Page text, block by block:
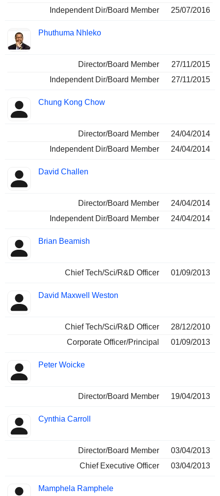
Independent Dir/Board Member 25/07/2016
Phuthuma Nhleko
Director/Board Member
27/11/2015
Independent Dir/Board Member
27/11/2015
Chung Kong Chow
Director/Board Member
24/04/2014
Independent Dir/Board Member
24/04/2014
David Challen
Director/Board Member
24/04/2014
Independent Dir/Board Member
24/04/2014
Brian Beamish
Chief Tech/Sci/R&D Officer 01/09/2013
David Maxwell Weston
Chief Tech/Sci/R&D Officer
28/12/2010
Corporate Officer/Principal
01/09/2013
Peter Woicke
Director/Board Member 19/04/2013
Cynthia Carroll
Director/Board Member
03/04/2013
Chief Executive Officer
03/04/2013
Mamphela Ramphele